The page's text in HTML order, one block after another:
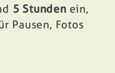
5 Stunden ein,
Pausen, Fotos